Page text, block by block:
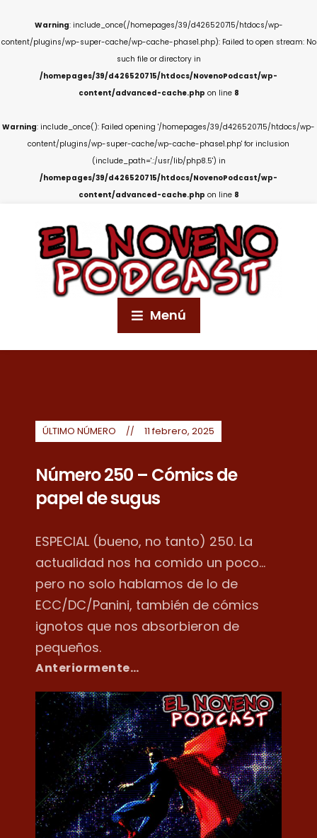
Warning: include_once(/homepages/39/d426520715/htdocs/wp-
content/plugins/wp-super-cache/wp-cache-phase1.php): Failed to open stream: No
such file or directory in
/homepages/39/d426520715/htdocs/NovenoPodcast/wp-
content/advanced-cache.php on line 8
Warning: include_once(): Failed opening '/homepages/39/d426520715/htdocs/wp-
content/plugins/wp-super-cache/wp-cache-phase1.php' for inclusion
(include_path='.:/usr/lib/php8.5') in
/homepages/39/d426520715/htdocs/NovenoPodcast/wp-
content/advanced-cache.php on line 8
Menú
ÚLTIMO NÚMERO 11 febrero, 2025
Número 250 – Cómics de
papel de sugus
ESPECIAL (bueno, no tanto) 250. La
actualidad nos ha comido un poco...
pero no solo hablamos de lo de
ECC/DC/Panini, también de cómics
ignotos que nos absorbieron de
pequeños.
Anteriormente…